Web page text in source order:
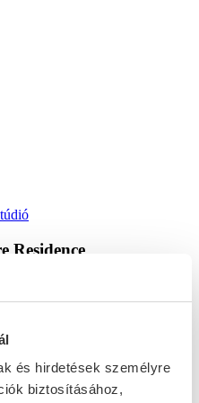
és hirdetések személyre
biztosításához,
Residence
véghajrájában
három